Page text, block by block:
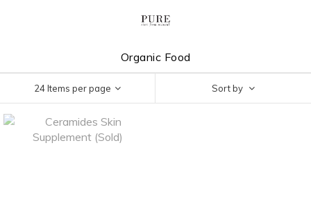
Organic Food
24 Items per page Sort by